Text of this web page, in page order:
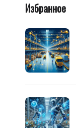
Избранное